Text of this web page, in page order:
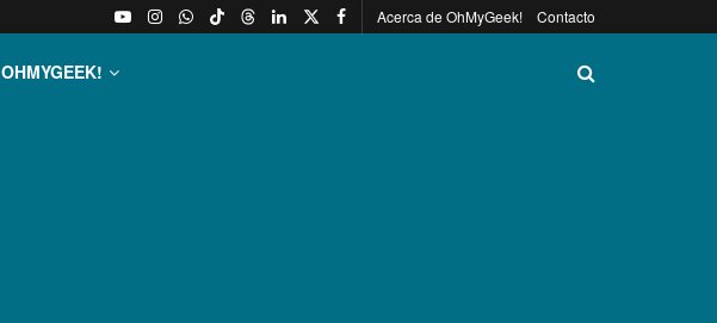
Acerca de OhMyGeek! Contacto
OHMYGEEK!